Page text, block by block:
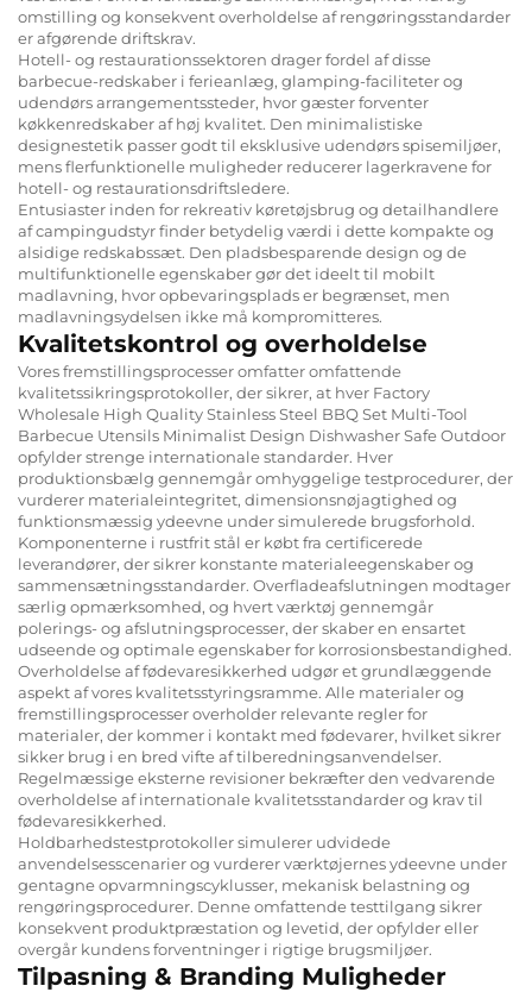
omstilling og konsekvent overholdelse af rengøringsstandarder
er afgørende driftskrav.
Hotell- og restaurationssektoren drager fordel af disse
barbecue-redskaber i ferieanlæg, glamping-faciliteter og
udendørs arrangementssteder, hvor gæster forventer
køkkenredskaber af høj kvalitet. Den minimalistiske
designestetik passer godt til eksklusive udendørs spisemiljøer,
mens flerfunktionelle muligheder reducerer lagerkravene for
hotell- og restaurationsdriftsledere.
Entusiaster inden for rekreativ køretøjsbrug og detailhandlere
af campingudstyr finder betydelig værdi i dette kompakte og
alsidige redskabssæt. Den pladsbesparende design og de
multifunktionelle egenskaber gør det ideelt til mobilt
madlavning, hvor opbevaringsplads er begrænset, men
madlavningsydelsen ikke må kompromitteres.
Kvalitetskontrol og overholdelse
Vores fremstillingsprocesser omfatter omfattende
kvalitetssikringsprotokoller, der sikrer, at hver Factory
Wholesale High Quality Stainless Steel BBQ Set Multi-Tool
Barbecue Utensils Minimalist Design Dishwasher Safe Outdoor
opfylder strenge internationale standarder. Hver
produktionsbælg gennemgår omhyggelige testprocedurer, der
vurderer materialeintegritet, dimensionsnøjagtighed og
funktionsmæssig ydeevne under simulerede brugsforhold.
Komponenterne i rustfrit stål er købt fra certificerede
leverandører, der sikrer konstante materialeegenskaber og
sammensætningsstandarder. Overfladeafslutningen modtager
særlig opmærksomhed, og hvert værktøj gennemgår
polerings- og afslutningsprocesser, der skaber en ensartet
udseende og optimale egenskaber for korrosionsbestandighed.
Overholdelse af fødevaresikkerhed udgør et grundlæggende
aspekt af vores kvalitetsstyringsramme. Alle materialer og
fremstillingsprocesser overholder relevante regler for
materialer, der kommer i kontakt med fødevarer, hvilket sikrer
sikker brug i en bred vifte af tilberedningsanvendelser.
Regelmæssige eksterne revisioner bekræfter den vedvarende
overholdelse af internationale kvalitetsstandarder og krav til
fødevaresikkerhed.
Holdbarhedstestprotokoller simulerer udvidede
anvendelsesscenarier og vurderer værktøjernes ydeevne under
gentagne opvarmningscyklusser, mekanisk belastning og
rengøringsprocedurer. Denne omfattende testtilgang sikrer
konsekvent produktpræstation og levetid, der opfylder eller
overgår kundens forventninger i rigtige brugsmiljøer.
Tilpasning & Branding Muligheder